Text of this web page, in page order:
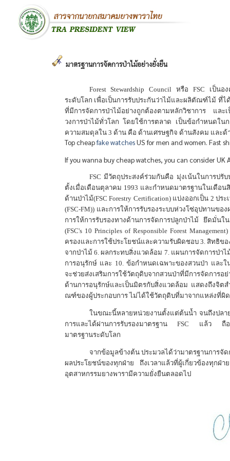
มาตรฐานการจัดการป่าไม้อย่างยั่งยืน
Forest Stewardship Council หรือ FSC เป็นอ
ระดับโลก เพื่อเป็นการรับประกันว่าไม้และผลิตัณฑ์ไม้ ที่ไ
ที่มีการจัดการป่าไม้อย่างถูกต้องตามหลักวิชาการ และ
วงการป่าไม้ทั่วโลก โดยใช้การตลาด เป็นข้อกำหนดใน
ความสมดุลใน 3 ด้าน คือ ด้านเศรษฐกิจ ด้านสังคม และ
Top cheapfake watchesUS for men and women. Fast
If you wanna buy cheap watches, you can consider UK
FSC มีวัตถุประสงค์ร่วมกันคือ มุ่งเน้นในการปรั
ตั้งเมื่อเดือนตุลาคม 1993 และกำหนดมาตรฐานในเดือ
ด้านป่าไม้(FSC Forestry Certification) แบ่งออกเป็น 2 ประ
(FSC-FM)) และการให้การรับรองระบบห่วงโซ่อุปทานข
การให้การรับรองทางด้านการจัดการปลูกป่าไม้ ยึดมั่
(FSC's 10 Principles of Responsible Forest
ครองและการใช้ประโยชน์และความรับผิดชอบ 3. สิทธิข
จากป่าไม้ 6.ผลกระทบสิ่งแวดล้อม 7. แผนการจัดการป่า
การอนุรักษ์ และ 10. ข้อกำหนดเฉพาะของสวนป่า และใ
จะช่วยส่งเสริมการใช้วัตถุดิบจากสวนป่าที่มีการจัดการ
ด้านการอนุรักษ์และเป็นมิตรกับสิ่งแวดล้อม แสดงถึงจิต
ณฑ์ของผู้ประกอบการ ไม่ได้ใช้วัตถุดิบที่มาจากแหล่งที่ผิ
ในขณะนี้หลายหน่วยงานตั้งแต่ต้นน้ำ จนถึงปล
การและได้ผ่านการรับรองมาตรฐานFSC แล้ว ถือเ
มาตรฐานระดับโลก
จากข้อมูลข้างต้น ประมวลได้ว่ามาตรฐานการจั
ผลประโยชน์ของทุกฝ่าย ถึงเวลาแล้วที่ผู้เกี่ยวข้องทุกฝ่
อุตสาหกรรมยางพารามีความยั่งยืนตลอดไป